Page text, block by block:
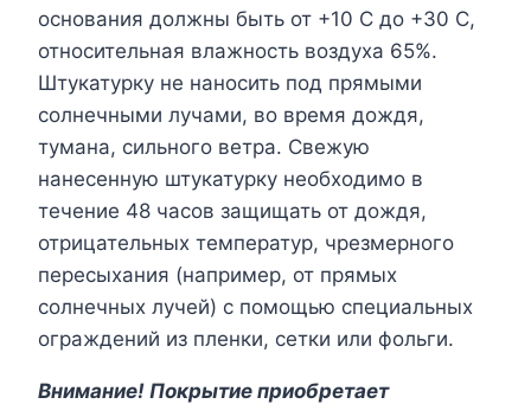
основания должны быть от +10 С до +30 С,
относительная влажность воздуха 65%.
Штукатурку не наносить под прямыми
солнечными лучами, во время дождя,
тумана, сильного ветра. Свежую
нанесенную штукатурку необходимо в
течение 48 часов защищать от дождя,
отрицательных температур, чрезмерного
пересыхания (например, от прямых
солнечных лучей) с помощью специальных
ограждений из пленки, сетки или фольги.
Внимание! Покрытие приобретает